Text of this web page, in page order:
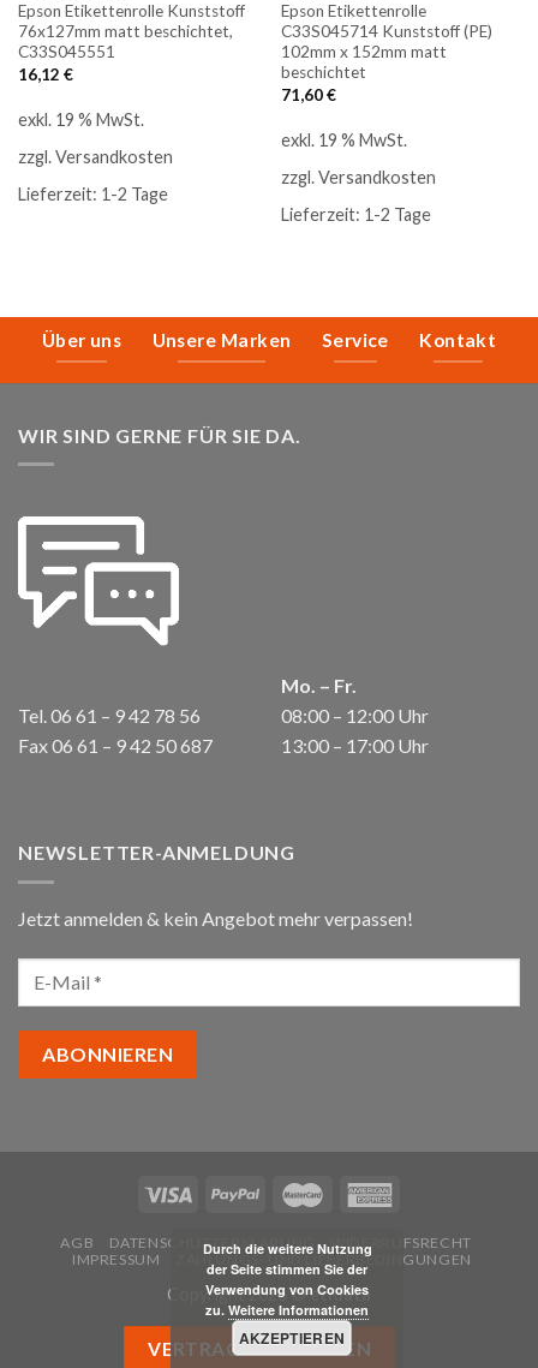
Epson Etikettenrolle Kunststoff
76x127mm matt beschichtet,
C33S045551
16,12 €
exkl. 19 % MwSt.
zzgl.Versandkosten
Lieferzeit: 1-2 Tage
Epson Etikettenrolle
C33S045714 Kunststoff (PE)
102mm x 152mm matt
beschichtet
71,60€
exkl. 19 % MwSt.
zzgl.Versandkosten
Lieferzeit: 1-2 Tage
Über uns Unsere Marken Service Kontakt
WIR SIND GERNE FÜR SIE DA.
Tel. 06 61 – 9 42 78 56
Fax 06 61 – 9 42 50 687
Mo. – Fr.
08:00 – 12:00 Uhr
13:00 – 17:00 Uhr
NEWSLETTER-ANMELDUNG
Jetzt anmelden & kein Angebot mehr verpassen!
AGB DATENSCHUTZERKLÄRUNG
WIDERRUFSRECHT
IMPRESSUM
ZAHLUNGS- UND LIEFERBEDINGUNGEN
Copyright 2026 ©etidata
VERTRAG WIDERRUFEN
Durch die weitere Nutzung
der Seite stimmen Sie der
Verwendung von Cookies
zu. Weitere Informationen
AKZEPTIEREN